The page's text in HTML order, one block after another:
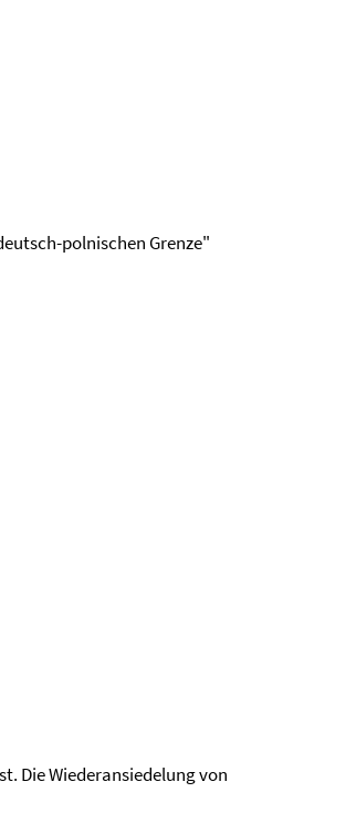
polnischen Grenze"
Die Wiederansiedelung von